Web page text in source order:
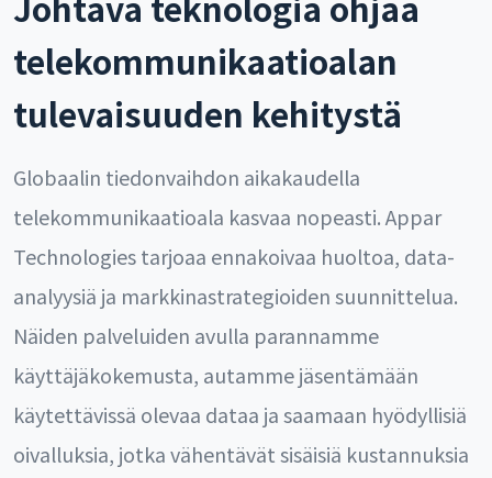
telekommunikaatioalan
tulevaisuuden kehitystä
Globaalin tiedonvaihdon aikakaudella
telekommunikaatioala kasvaa nopeasti. Appar
Technologies tarjoaa ennakoivaa huoltoa, data-
analyysiä ja markkinastrategioiden suunnittelua.
Näiden palveluiden avulla parannamme
käyttäjäkokemusta, autamme jäsentämään
käytettävissä olevaa dataa ja saamaan hyödyllisiä
oivalluksia, jotka vähentävät sisäisiä kustannuksia